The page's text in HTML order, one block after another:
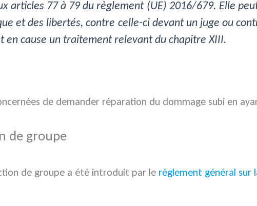
articles 77 à 79 du règlement (UE) 2016/679. Elle
et des libertés, contre celle-ci devant un juge ou
en cause un traitement relevant du chapitre XIII.
de demander réparation du dommage subi en
de groupe
de groupe a été introduit par le règlement général sur